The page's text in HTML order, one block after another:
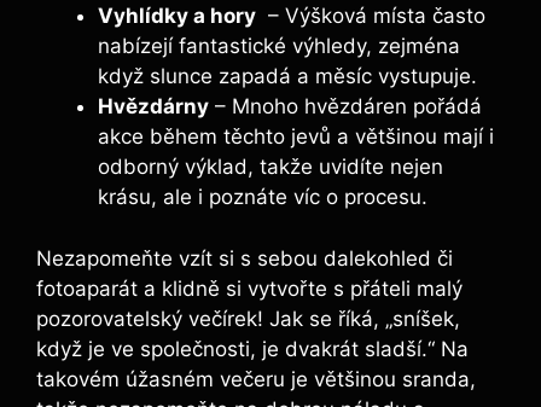
Vyhlídky a hory ‌ – Výšková místa často
⁢nabízejí fantastické výhledy, zejména
když slunce zapadá‌ a měsíc vystupuje.
Hvězdárny – Mnoho hvězdáren pořádá
akce během těchto jevů a většinou mají i
odborný výklad, takže uvidíte nejen
krásu, ale i poznáte víc o procesu.
Nezapomeňte⁤ vzít si s⁤ sebou ‌dalekohled či
fotoaparát a klidně si vytvořte ⁢s přáteli malý
pozorovatelský večírek! Jak se ⁤říká, „sníšek,
‌když je⁢ ve společnosti, je dvakrát sladší.“ Na
‌takovém úžasném ‌večeru je většinou sranda,